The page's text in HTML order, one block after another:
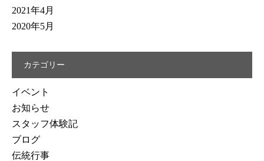
2021年4月
2020年5月
カテゴリー
イベント
お知らせ
スタッフ体験記
ブログ
伝統行事